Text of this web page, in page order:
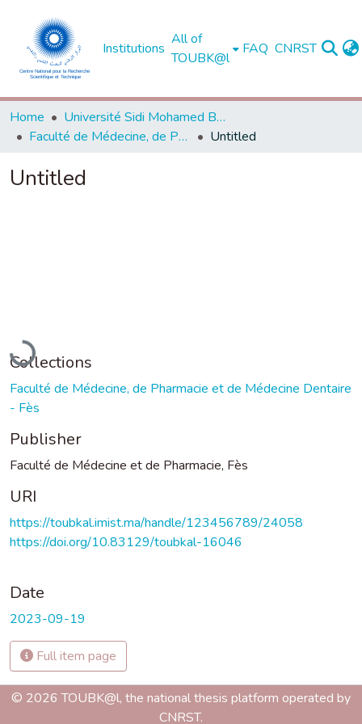
Institutions
All of
TOUBK@l
FAQ CNRST
Home
Université Sidi Mohamed Ben Abdellah de Fès
Faculté de Médecine, de Pharmacie et de Médecine Dentaire - Fès
Untitled
Untitled
Collections
Faculté de Médecine, de Pharmacie et de Médecine Dentaire
- Fès
Publisher
Faculté de Médecine et de Pharmacie, Fès
URI
https://toubkal.imist.ma/handle/123456789/24058
https://doi.org/10.83129/toubkal-16046
Date
2023-09-19
Full item page
© 2026 TOUBK@l, the national thesis platform operated by
CNRST.